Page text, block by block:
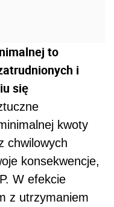
to
i
się
kwoty
chwilowych
konsekwencje,
W efekcie
z utrzymaniem